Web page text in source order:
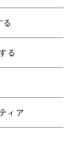
る
ィア